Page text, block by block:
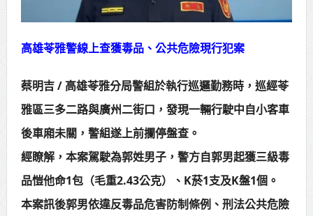
賴清德總統主持將官晉任 期勉精進
不對稱戰力
邁組閣
賴總統肯定「金唐獎」得獎者及入
圍者 允諾完善支持體系
高雄苓雅警線上查獲毒品、公共危險現行犯案
蔡明吉 / 高雄苓雅分局警組於執行巡邏勤務時，巡經苓
雅區三多二路與廣州二街口，發現一輛行駛中自小客車
後車廂未關，警組遂上前攔停盤查。
經瞭解，本案駕駛為郭姓男子，警方自郭男起獲三級毒
品愷他命1包（毛重2.43公克）、K菸1支及K盤1個。
本案訊後郭男依違反毒品危害防制條例、刑法公共危險